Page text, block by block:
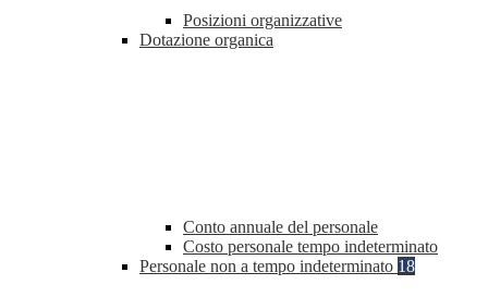
Posizioni organizzative
Dotazione organica
Conto annuale del personale
Costo personale tempo indeterminato
Personale non a tempo indeterminato 18